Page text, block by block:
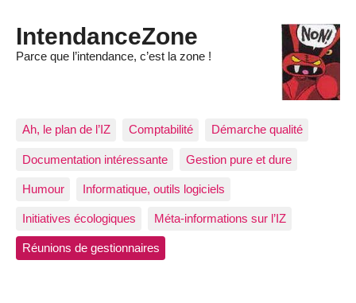
IntendanceZone
Parce que l’intendance, c’est la zone !
Ah, le plan de l’IZ Comptabilité Démarche qualité
Documentation intéressante Gestion pure et dure
Humour Informatique, outils logiciels
Initiatives écologiques Méta-informations sur l’IZ
Réunions de gestionnaires